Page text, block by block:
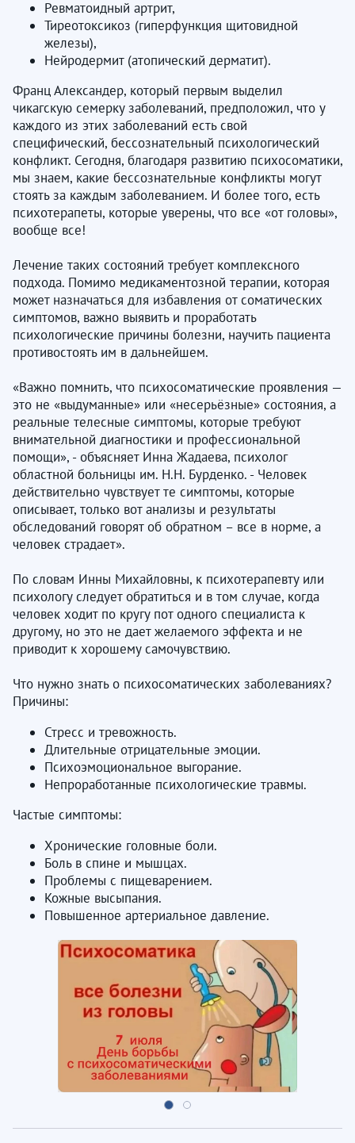
Ревматоидный артрит,
Тиреотоксикоз (гиперфункция щитовидной
железы),
Нейродермит (атопический дерматит).
Франц Александер, который первым выделил
чикагскую семерку заболеваний, предположил, что у
каждого из этих заболеваний есть свой
специфический, бессознательный психологический
конфликт. Сегодня, благодаря развитию психосоматики,
мы знаем, какие бессознательные конфликты могут
стоять за каждым заболеванием. И более того, есть
психотерапеты, которые уверены, что все «от головы»,
вообще все!
Лечение таких состояний требует комплексного
подхода. Помимо медикаментозной терапии, которая
может назначаться для избавления от соматических
симптомов, важно выявить и проработать
психологические причины болезни, научить пациента
противостоять им в дальнейшем.
«Важно помнить, что психосоматические проявления —
это не «выдуманные» или «несерьёзные» состояния, а
реальные телесные симптомы, которые требуют
внимательной диагностики и профессиональной
помощи», - объясняет Инна Жадаева, психолог
областной больницы им. Н.Н. Бурденко. - Человек
действительно чувствует те симптомы, которые
описывает, только вот анализы и результаты
обследований говорят об обратном – все в норме, а
человек страдает».
По словам Инны Михайловны, к психотерапевту или
психологу следует обратиться и в том случае, когда
человек ходит по кругу пот одного специалиста к
другому, но это не дает желаемого эффекта и не
приводит к хорошему самочувствию.
Что нужно знать о психосоматических заболеваниях?
Причины:
Стресс и тревожность.
Длительные отрицательные эмоции.
Психоэмоциональное выгорание.
Непроработанные психологические травмы.
Частые симптомы:
Хронические головные боли.
Боль в спине и мышцах.
Проблемы с пищеварением.
Кожные высыпания.
Повышенное артериальное давление.